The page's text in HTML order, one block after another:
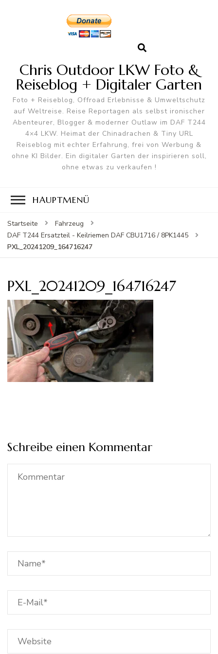
Chris Outdoor LKW Foto &
Reiseblog + Digitaler Garten
Foto + Reiseblog, Offroad Erlebnisse & Umweltschutz
auf Weltreise. Reise Reportagen als selbst ironischer
Abenteurer, Blogger & moderner Outlaw im DAF T244
4×4 LKW. Heimat der Chinadrachen & Tiny URL
Reiseblog mit echter Erfahrung, frei von Werbung &
ohne KI Bilder. Ein digitaler Garten der inspirieren soll,
ohne etwas zu verkaufen !
HAUPTMENÜ
Startseite
Fahrzeug
DAF T244 Ersatzteil - Keilriemen DAF CBU1716 / 8PK1445
PXL_20241209_164716247
PXL_20241209_164716247
Schreibe einen Kommentar